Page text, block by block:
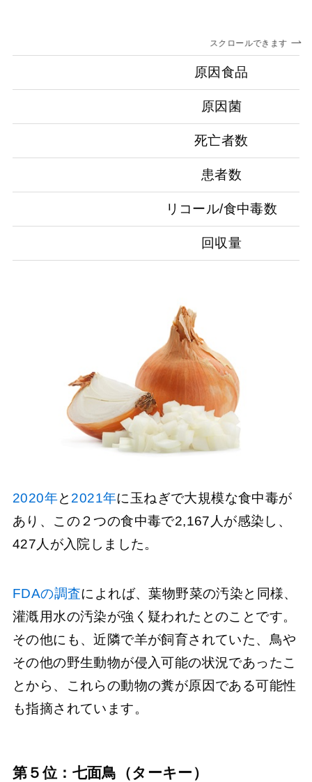
スクロールできます
原因食品
原因菌
死亡者数
患者数
リコール/食中毒数
回収量
2020年と 2021年に玉ねぎで大規模な食中毒が
あり、この２つの食中毒で2,167人が感染し、
427人が入院しました。
FDAの調査によれば、葉物野菜の汚染と同様、
灌漑用水の汚染が強く疑われたとのことです。
その他にも、近隣で羊が飼育されていた、鳥や
その他の野生動物が侵入可能の状況であったこ
とから、これらの動物の糞が原因である可能性
も指摘されています。
第５位：七面鳥（ターキー）